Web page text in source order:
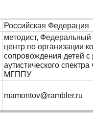
Российская Федерация
методист,
центр по организации
сопровождения детей с
аутистического
МГППУ
mamontov@rambler.ru